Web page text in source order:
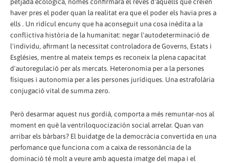
haver pres el poder quan la realitat era que el poder els havia pres a
ells . Un ridícul encuny que ha aconseguit una cosa inèdita a la
conflictiva història de la humanitat: negar l'autodeterminació de
l'individu, afirmant la necessitat controladora de Governs, Estats i
Esglésies, mentre al mateix temps es reconeix la plena capacitat
d'autoregulació per als mercats. Heteronomia per a la persones
físiques i autonomia per a les persones jurídiques. Una estrafolària
conjugació vital de summa zero.
Però desarmar aquest nus gordià, comporta a més remuntar-nos al
moment en què la ventriloquocización social arrelar. Quan van
arribar els bàrbars? El buidatge de la democràcia convertida en una
perfomance que funciona com a caixa de ressonància de la
dominació té molt a veure amb aquesta imatge del mapa i el